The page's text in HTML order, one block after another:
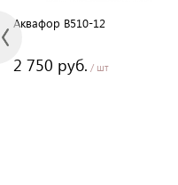
Аквафор B510-12
2 750 руб. / шт